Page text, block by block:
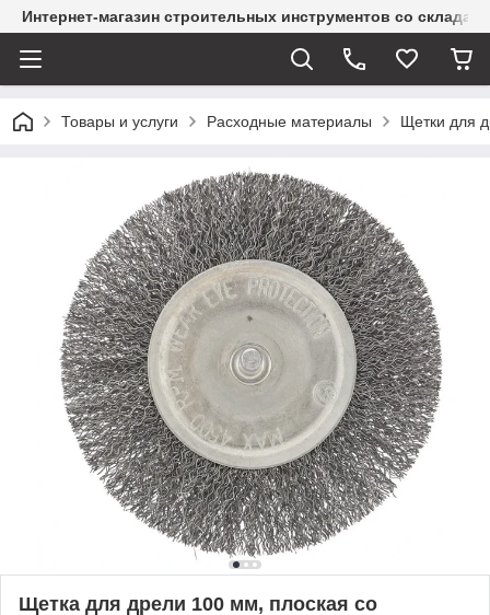
Интернет-магазин строительных инструментов со склада
Товары и услуги Расходные материалы Щетки для
Щетка для дрели 100 мм, плоская со